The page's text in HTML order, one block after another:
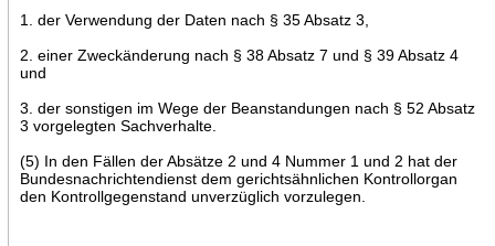
1. der Verwendung der Daten nach § 35 Absatz 3,
2. einer Zweckänderung nach § 38 Absatz 7 und § 39 Absatz 4
und
3. der sonstigen im Wege der Beanstandungen nach § 52 Absatz
3 vorgelegten Sachverhalte.
(5) In den Fällen der Absätze 2 und 4 Nummer 1 und 2 hat der
Bundesnachrichtendienst dem gerichtsähnlichen Kontrollorgan
den Kontrollgegenstand unverzüglich vorzulegen.